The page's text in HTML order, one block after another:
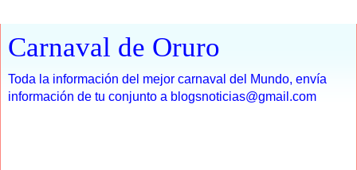
Carnaval de Oruro
Toda la información del mejor carnaval del Mundo, envía
información de tu conjunto a blogsnoticias@gmail.com